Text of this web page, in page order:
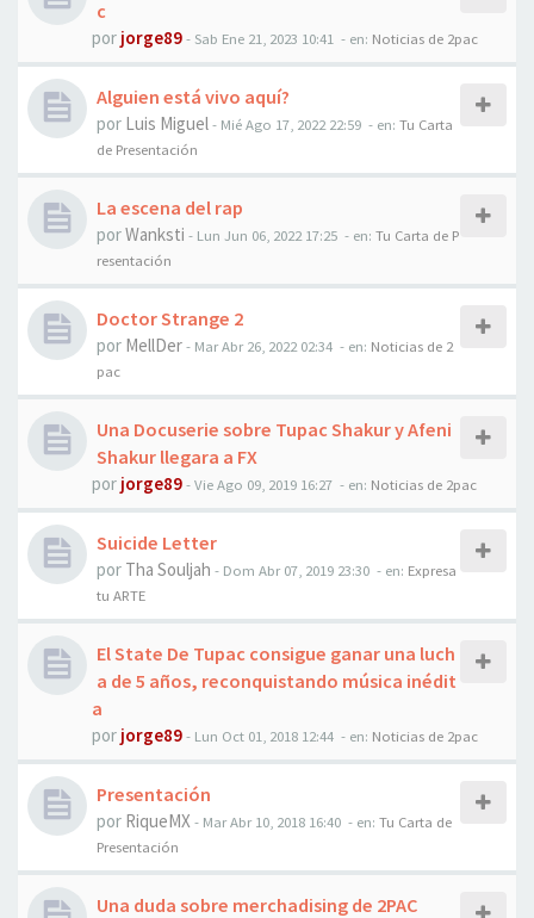
c
por jorge89- Sab Ene 21, 2023 10:41 - en: Noticias de 2pac
Alguien está vivo aquí?
por Luis Miguel- Mié Ago 17, 2022 22:59 - en: Tu Carta
de Presentación
La escena del rap
porWanksti - Lun Jun 06, 2022 17:25 - en: Tu Carta de P
resentación
Doctor Strange 2
por MellDer- Mar Abr 26, 2022 02:34 - en: Noticias de 2
pac
Una Docuserie sobre Tupac Shakur y Afeni
Shakur llegara a FX
por jorge89-Vie Ago 09, 2019 16:27 - en: Noticias de 2pac
Suicide Letter
por Tha Souljah - Dom Abr 07, 2019 23:30 - en: Expresa
tu ARTE
El State De Tupac consigue ganar una luch
a de 5 años, reconquistando música inédit
a
por jorge89- Lun Oct 01, 2018 12:44 - en: Noticias de 2pac
Presentación
por RiqueMX- Mar Abr 10, 2018 16:40 - en: Tu Carta de
Presentación
Una duda sobre merchadising de 2PAC